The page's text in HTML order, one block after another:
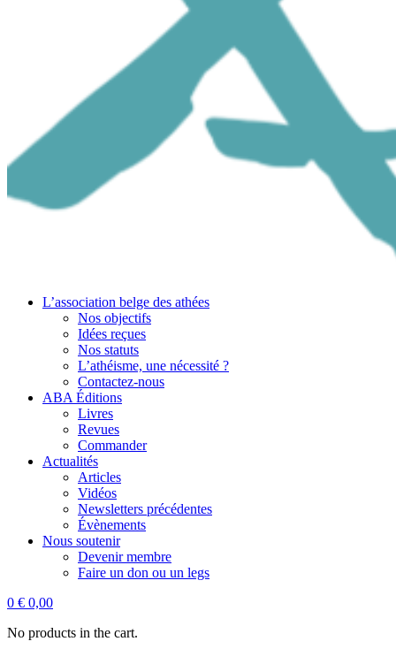
L’association belge des athées
Nos objectifs
Idées reçues
Nos statuts
L’athéisme, une nécessité ?
Contactez-nous
ABA Éditions
Livres
Revues
Commander
Actualités
Articles
Vidéos
Newsletters précédentes
Évènements
Nous soutenir
Devenir membre
Faire un don ou un legs
0 € 0,00
No products in the cart.